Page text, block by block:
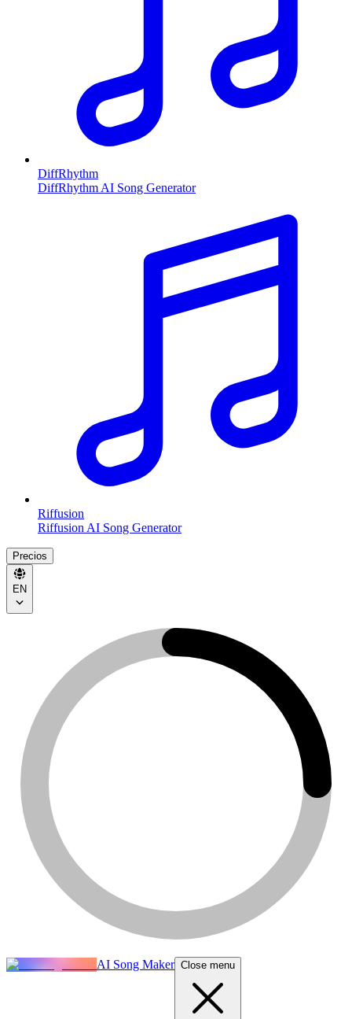
DiffRhythm
DiffRhythm AI Song Generator
Riffusion
Riffusion AI Song Generator
Precios
EN
AI Song Maker Close menu